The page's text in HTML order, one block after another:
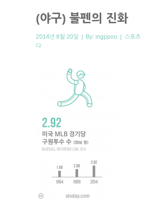
(야구) 불펜의 진화
2014년 8월 20일 | By: ingppoo | 스포츠
다